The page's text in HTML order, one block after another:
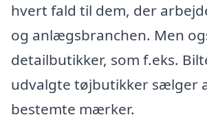
hvert fald til dem, der
og anlægsbranchen. Men
detailbutikker, som f.eks.
udvalgte tøjbutikker sælger
bestemte mærker.